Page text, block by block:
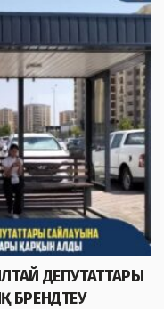
ДЕПУТАТТАРЫ
БРЕНДТЕУ